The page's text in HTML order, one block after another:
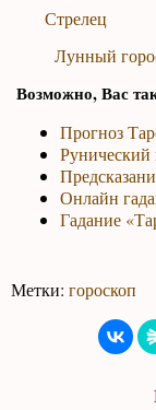
Стрелец
Лунный
Возможно, Вас
Прогноз
Рунический
Онлайн
Гадание
Метки:гороскоп